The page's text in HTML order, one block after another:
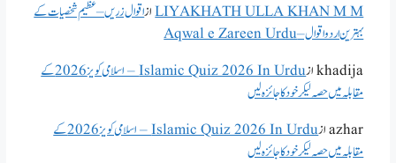
LIYAKHATH ULLA KHAN M Mازاقوال زریں – عظیم شخصیات کے
بہترین اردو اقوال – Aqwal e Zareen Urdu
khadijaاز
Islamic Quiz 2026 In Urdu – اسلامی کویز 2026 کے
مقابلہ میں حصہ لیکر خود کا جائزہ لیں
azharاز
Islamic Quiz 2026 In Urdu – اسلامی کویز 2026 کے
مقابلہ میں حصہ لیکر خود کا جائزہ لیں